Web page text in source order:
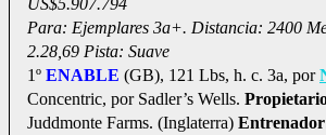
Para: Ejemplares 3a+. Distancia: 2400
2.28,69 Pista: Suave
1º ENABLE (GB), 121 Lbs, h. c. 3a, por
Concentric, por Sadler’s Wells.
Juddmonte Farms. (Inglaterra) Entrenador